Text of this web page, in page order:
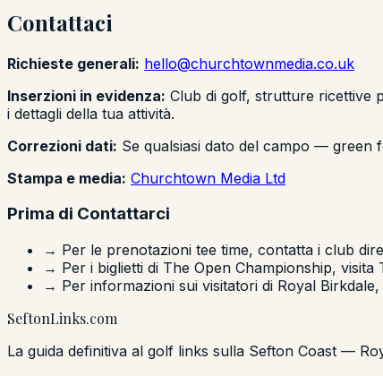
Contattaci
Richieste generali: hello@churchtownmedia.co.uk
Inserzioni in evidenza: Club di golf, strutture ricettive
i dettagli della tua attività.
Correzioni dati: Se qualsiasi dato del campo — green
Stampa e media: Churchtown Media Ltd
Prima di Contattarci
→ Per le prenotazioni tee time, contatta i club
→ Per i biglietti di The Open Championship, visita
→ Per informazioni sui visitatori di Royal
SeftonLinks.com
La guida definitiva al golf links sulla Sefton Coast —